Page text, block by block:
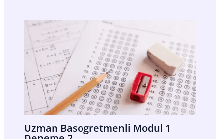
Uzman Basogretmenli Modul 1